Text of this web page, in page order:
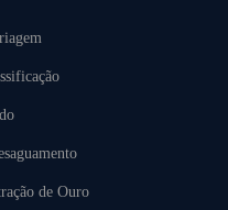
de Ouro